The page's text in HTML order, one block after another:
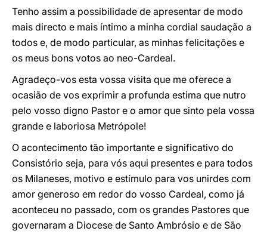
Tenho assim a possibilidade de apresentar de modo
mais directo e mais íntimo a minha cordial saudação a
todos e, de modo particular, as minhas felicitações e
os meus bons votos ao neo-Cardeal.
Agradeço-vos esta vossa visita que me oferece a
ocasião de vos exprimir a profunda estima que nutro
pelo vosso digno Pastor e o amor que sinto pela vossa
grande e laboriosa Metrópole!
O acontecimento tão importante e significativo do
Consistório seja, para vós aqui presentes e para todos
os Milaneses, motivo e estímulo para vos unirdes com
amor generoso em redor do vosso Cardeal, como já
aconteceu no passado, com os grandes Pastores que
governaram a Diocese de Santo Ambrósio e de São